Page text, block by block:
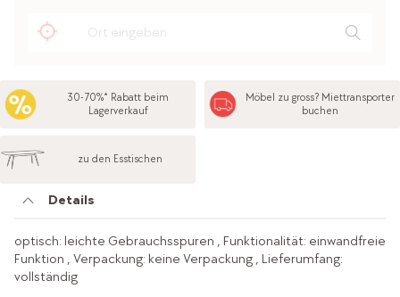
30-70%* Rabatt beim
Lagerverkauf
Möbel zu gross? Miettransporter
buchen
zu den Esstischen
Details
optisch: leichte Gebrauchsspuren , Funktionalität: einwandfreie
Funktion , Verpackung: keine Verpackung , Lieferumfang:
vollständig